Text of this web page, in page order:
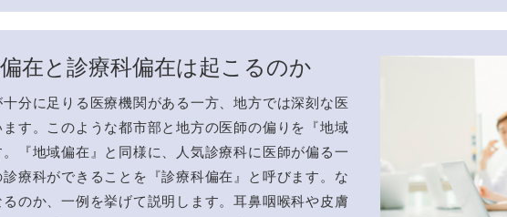
在と診療科偏在は起こるのか
分に足りる医療機関がある一方、地方では深刻な医
す。このような都市部と地方の医師の偏りを『地域
『地域偏在』と同様に、人気診療科に医師が偏る一
療科ができることを『診療科偏在』と呼びます。な
のか、一例を挙げて説明します。耳鼻咽喉科や皮膚